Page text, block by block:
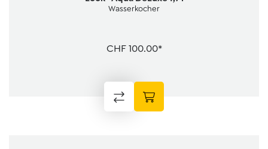
Wasserkocher
CHF 100.00*